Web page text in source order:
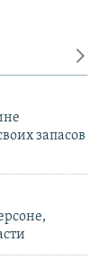
запасов